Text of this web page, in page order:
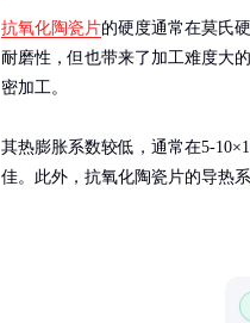
抗氧化陶瓷片的硬度通常在莫氏
耐磨性，但也带来了加工难度大
密加工。
其热膨胀系数较低，通常在5-
佳。此外，抗氧化陶瓷片的导热